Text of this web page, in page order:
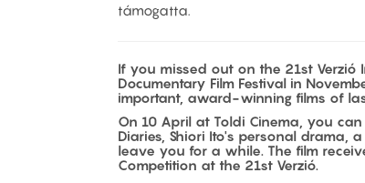
támogatta.
If you missed out on the 21st Verzió
Documentary Film Festival in
important, award-winning films of
On 10 April at Toldi Cinema, you
Diaries, Shiori Ito's personal drama,
leave you for a while. The film
Competition at the 21st Verzió.